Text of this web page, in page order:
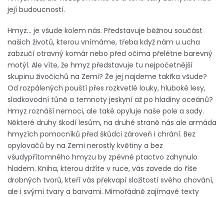
její budoucností.
Hmyz… je všude kolem nás. Představuje běžnou součást
našich životů, kterou vnímáme, třeba když nám u ucha
zabzučí otravný komár nebo před očima přelétne barevný
motýl. Ale víte, že hmyz představuje tu nejpočetnější
skupinu živočichů na Zemi? Že jej najdeme takřka všude?
Od rozpálených pouští přes rozkvetlé louky, hluboké lesy,
sladkovodní tůně a temnoty jeskyní až po hladiny oceánů?
Hmyz roznáší nemoci, ale také opyluje naše pole a sady.
Některé druhy škodí lesům, na druhé straně nás ale armáda
hmyzích pomocníků před škůdci zároveň i chrání. Bez
opylovačů by na Zemi nerostly květiny a bez
všudypřítomného hmyzu by zpěvné ptactvo zahynulo
hladem. Kniha, kterou držíte v ruce, vás zavede do říše
drobných tvorů, kteří vás překvapí složitostí svého chování,
ale i svými tvary a barvami. Mimořádně zajímavé texty